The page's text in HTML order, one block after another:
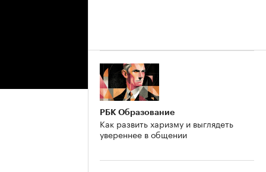
РБК Образование
Как развить харизму и выглядеть
увереннее в общении